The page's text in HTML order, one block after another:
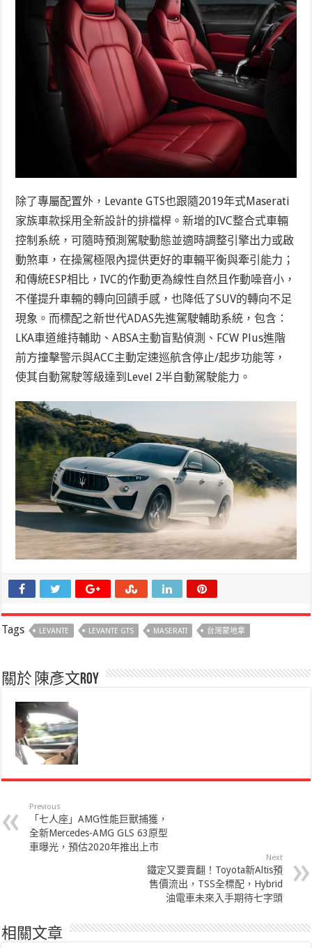
除了專屬配置外，Levante GTS也跟隨2019年式Maserati
家族車款採用全新設計的排檔桿。新增的IVC整合式車輛
控制系統，可隨時預測駕駛動態並適時調整引擎出力或啟
動煞車，在操駕極限內提供更好的車輛平衡與牽引能力；
和傳統ESP相比，IVC的作動更為線性自然且作動噪音小，
不僅提升車輛的轉向回饋手感，也降低了SUV的轉向不足
現象。而標配之新世代ADAS先進駕駛輔助系統，包含：
LKA車道維持輔助、ABSA主動盲點偵測、FCW Plus進階
前方撞擊警示與ACC主動定速巡航含停止/起步功能等，
使其自動駕駛等級達到Level 2半自動駕駛能力。
Tags LEVANTE LEVANTE GTS MASERATI 台灣蒙地拿
關於 陳彥文Roy
Previous
「七人座」AMG性能巨獸捕獲，
全新Mercedes-AMG GLS 63原型
車曝光，預估2020年推出上市
Next
鐵定又要賣翻！Toyota新Altis預
售價流出，TSS全標配，Hybrid
油電車未來入手期待七字頭
相關文章